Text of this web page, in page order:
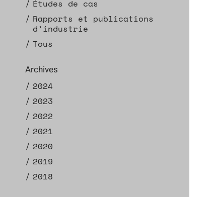
Études de cas
Rapports et publications
d’industrie
Tous
Archives
2024
2023
2022
2021
2020
2019
2018